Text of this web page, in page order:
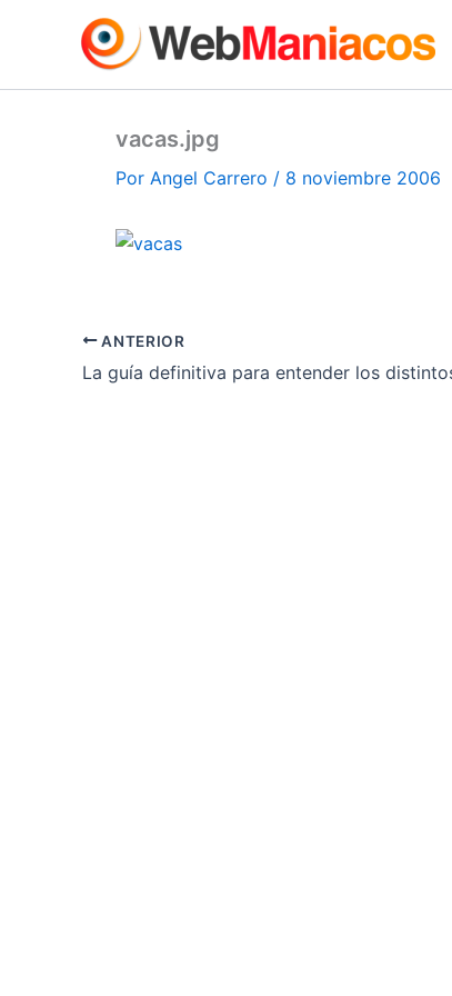
vacas.jpg
Por Angel Carrero / 8 noviembre 2006
ANTERIOR